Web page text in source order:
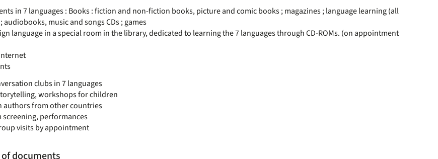
in 7 languages : Books : fiction and non-fiction books, picture and comic books ; magazines ; language learning (all
; audiobooks, music and songs CDs ; games
language in a special room in the library, dedicated to learning the 7 languages through CD-ROMs. (on appointment
clubs in 7 languages
workshops for children
authors from other countries
screening, performances
visits by appointment
documents